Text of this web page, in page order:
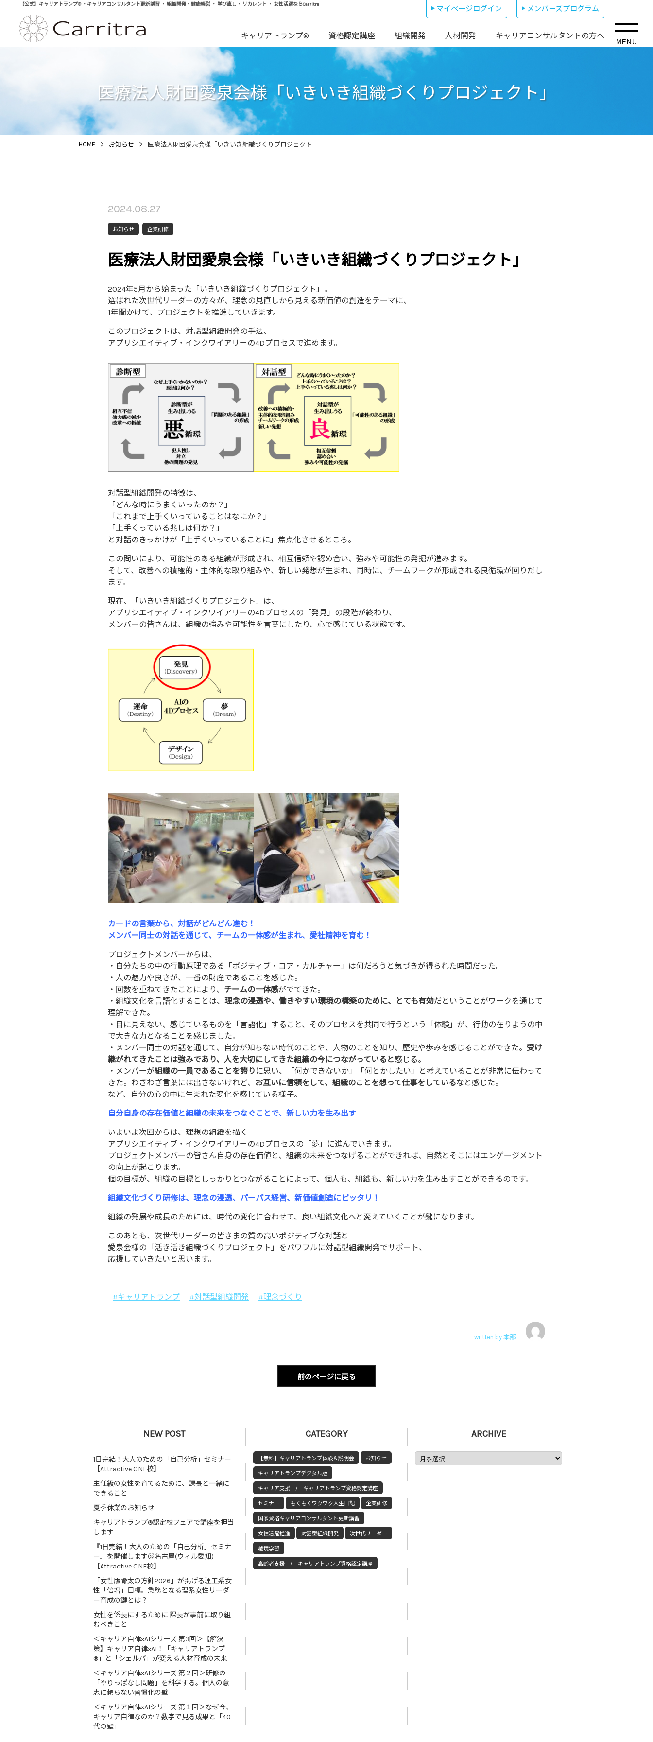
【公式】キャリアトランプ® ・キャリアコンサルタント更新講習 ・ 組織開発・健康経営 ・ 学び直し・ リカレント ・ 女性活躍ならCarritra マイページログイン メンバーズプログラム
キャリアトランプ® 資格認定講座 組織開発 人材開発 キャリアコンサルタントの方へ
MENU
医療法人財団愛泉会様「いきいき組織づくりプロジェクト」
HOME > お知らせ > 医療法人財団愛泉会様「いきいき組織づくりプロジェクト」
2024.08.27
お知らせ 企業研修
医療法人財団愛泉会様「いきいき組織づくりプロジェクト」
2024年5月から始まった「いきいき組織づくりプロジェクト」。
選ばれた次世代リーダーの方々が、理念の見直しから見える新価値の創造をテーマに、
1年間かけて、プロジェクトを推進していきます。
このプロジェクトは、対話型組織開発の手法、
アプリシエイティブ・インクワイアリーの4Dプロセスで進めます。
対話型組織開発の特徴は、
「どんな時にうまくいったのか？」
「これまで上手くいっていることはなにか？」
「上手くっている兆しは何か？」
と対話のきっかけが「上手くいっていることに」焦点化させるところ。
この問いにより、可能性のある組織が形成され、相互信頼や認め合い、強みや可能性の発掘が進みます。
そして、改善への積極的・主体的な取り組みや、新しい発想が生まれ、同時に、チームワークが形成される良循環が回りだし
ます。
現在、「いきいき組織づくりプロジェクト」は、
アプリシエイティブ・インクワイアリーの4Dプロセスの「発見」の段階が終わり、
メンバーの皆さんは、組織の強みや可能性を言葉にしたり、心で感じている状態です。
カードの言葉から、対話がどんどん進む！
メンバー同士の対話を通じて、チームの一体感が生まれ、愛社精神を育む！
プロジェクトメンバーからは、
・自分たちの中の行動原理である「ポジティブ・コア・カルチャー」は何だろうと気づきが得られた時間だった。
・人の魅力や良さが、一番の財産であることを感じた。
・回数を重ねてきたことにより、 チームの一体感がでてきた。
・組織文化を言語化することは、 理念の浸透や、働きやすい環境の構築のために、とても有効だということがワークを通じて
理解できた。
・目に見えない、感じているものを「言語化」すること、そのプロセスを共同で行うという「体験」が、行動の在りようの中
で大きな力となることを感じました。
・メンバー同士の対話を通じて、自分が知らない時代のことや、人物のことを知り、歴史や歩みを感じることができた。 受け
継がれてきたことは強みであり、人を大切にしてきた組織の今につながっていると感じる。
・メンバーが組織の一員であることを誇り に思い、「何かできないか」「何とかしたい」と考えていることが非常に伝わって
きた。わざわざ言葉には出さないけれど、 お互いに信頼をして、組織のことを想って仕事をしているなと感じた。
など、自分の心の中に生まれた変化を感じている様子。
自分自身の存在価値と組織の未来をつなぐことで、新しい力を生み出す
いよいよ次回からは、理想の組織を描く
アプリシエイティブ・インクワイアリーの4Dプロセスの「夢」に進んでいきます。
プロジェクトメンバーの皆さん自身の存在価値と、組織の未来をつなげることができれば、自然とそこにはエンゲージメント
の向上が起こります。
個の目標が、組織の目標としっかりとつながることによって、個人も、組織も、新しい力を生み出すことができるのです。
組織文化づくり研修は、理念の浸透、パーパス経営、新価値創造にピッタリ！
組織の発展や成長のためには、時代の変化に合わせて、良い組織文化へと変えていくことが鍵になります。
このあとも、次世代リーダーの皆さまの質の高いポジティブな対話と
愛泉会様の「活き活き組織づくりプロジェクト」をパワフルに対話型組織開発でサポート、
応援していきたいと思います。
#キャリアトランプ #対話型組織開発 #理念づくり
written by 本部
前のページに戻る
NEW POST
1日完結！大人のための「自己分析」セミナー
【Attractive ONE校】
主任級の女性を育てるために、課長と一緒に
できること
夏季休業のお知らせ
キャリアトランプ®認定校フェアで講座を担当
します
『1日完結！大人のための「自己分析」セミナ
ー』を開催します＠名古屋(ウィル愛知)
【Attractive ONE校】
「女性版骨太の方針2026」が掲げる理工系女
性「倍増」目標。急務となる理系女性リーダ
ー育成の鍵とは？
女性を係長にするために 課長が事前に取り組
むべきこと
＜キャリア自律×AIシリーズ 第3回＞【解決
策】キャリア自律×AI！「キャリアトランプ
®」と「シェルパ」が変える人材育成の未来
＜キャリア自律×AIシリーズ 第２回＞研修の
「やりっぱなし問題」を科学する。個人の意
志に頼らない習慣化の壁
＜キャリア自律×AIシリーズ 第１回＞なぜ今、
キャリア自律なのか？数字で見る成果と「40
代の壁」
CATEGORY
【無料】キャリアトランプ体験＆説明会 お知らせ
キャリアトランプデジタル版
キャリア支援 / キャリアトランプ資格認定講座
セミナー もくもくワクワク人生日記 企業研修
国家資格キャリアコンサルタント更新講習
女性活躍推進 対話型組織開発 次世代リーダー
越境学習
高齢者支援 / キャリアトランプ資格認定講座
ARCHIVE